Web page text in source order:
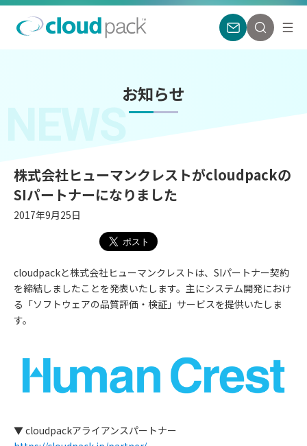
お知らせ
NEWS
株式会社ヒューマンクレストがcloudpackの
SIパートナーになりました
2017年9月25日
cloudpackと株式会社ヒューマンクレストは、SIパートナー契約
を締結しましたことを発表いたします。主にシステム開発におけ
る「ソフトウェアの品質評価・検証」サービスを提供いたしま
す。
▼ cloudpackアライアンスパートナー